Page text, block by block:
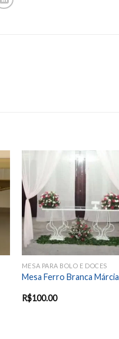
Add to
wishlist
MESA PARA BOLO E DOCES
Mesa Ferro Branca Márcia
R$100.00